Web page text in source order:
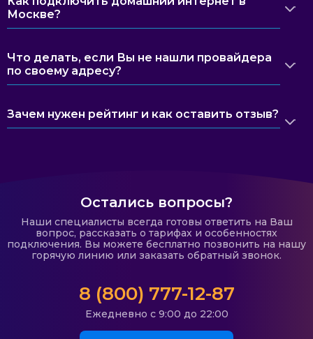
Москве?
Что делать, если Вы не нашли провайдера
по своему адресу?
Зачем нужен рейтинг и как оставить отзыв?
Остались вопросы?
Наши специалисты всегда готовы ответить на Ваш
вопрос, рассказать о тарифах и особенностях
подключения. Вы можете бесплатно позвонить на нашу
горячую линию или заказать обратный звонок.
8 (800) 777-12-87
Ежедневно с 9:00 до 22:00